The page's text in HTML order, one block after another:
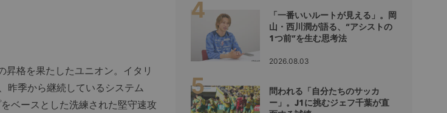
格を果たしたユニオン。イタリ
昨季から継続しているシステム
ベースとした洗練された堅守速攻
「一番いいルートが見える」。岡
山・西川潤が語る、“アシストの
1つ前”を生む思考法
2026.08.03
問われる「自分たちのサッカ
ー」。J1に挑むジェフ千葉が直